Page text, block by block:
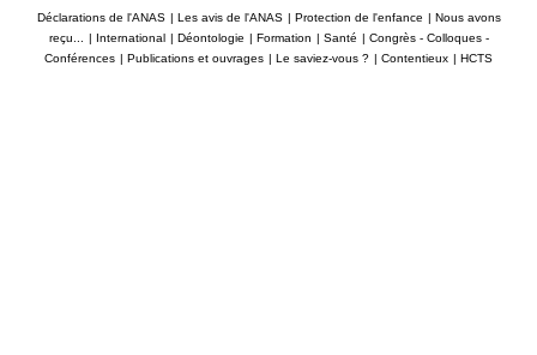
Déclarations de l'ANAS | Les avis de l'ANAS | Protection de l'enfance | Nous avons
reçu...
| International | Déontologie | Formation | Santé | Congrès - Colloques -
Conférences | Publications et ouvrages | Le saviez-vous ? | Contentieux | HCTS